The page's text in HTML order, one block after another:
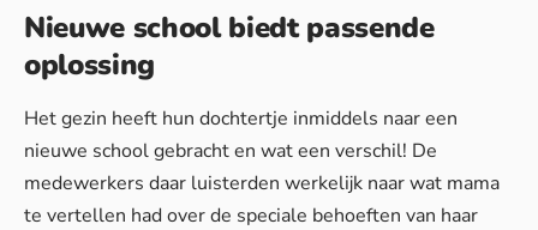
Nieuwe school biedt passende
oplossing
Het gezin heeft hun dochtertje inmiddels naar een
nieuwe school gebracht en wat een verschil! De
medewerkers daar luisterden werkelijk naar wat mama
te vertellen had over de speciale behoeften van haar